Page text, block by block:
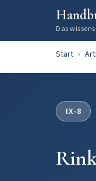
Das
Start
IX-8